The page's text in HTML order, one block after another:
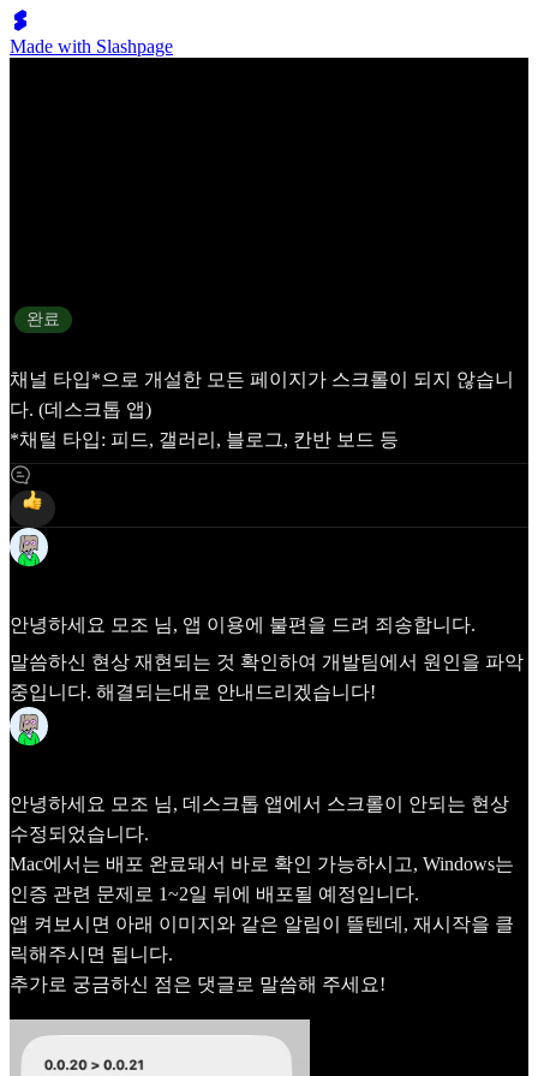
Made with Slashpage
완료
채널 타입*으로 개설한 모든 페이지가 스크롤이 되지 않습니
다. (데스크톱 앱)
*채털 타입: 피드, 갤러리, 블로그, 칸반 보드 등
안녕하세요 모조 님, 앱 이용에 불편을 드려 죄송합니다.
말씀하신 현상 재현되는 것 확인하여 개발팀에서 원인을 파악
중입니다. 해결되는대로 안내드리겠습니다!
안녕하세요 모조 님, 데스크톱 앱에서 스크롤이 안되는 현상
수정되었습니다.
Mac에서는 배포 완료돼서 바로 확인 가능하시고, Windows는
인증 관련 문제로 1~2일 뒤에 배포될 예정입니다.
앱 켜보시면 아래 이미지와 같은 알림이 뜰텐데, 재시작을 클
릭해주시면 됩니다.
추가로 궁금하신 점은 댓글로 말씀해 주세요!